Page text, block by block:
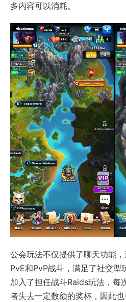
多内容可以消耗。
公会玩法不仅提供了聊天功能
PvE和PvP战斗，满足了社交型
加入了担任战斗Raids玩法，每
者失去一定数额的奖杯，因此